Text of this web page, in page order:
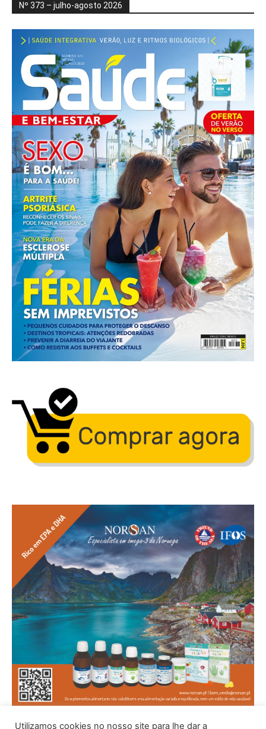
Nº 373 – julho-agosto 2026
Utilizamos cookies no nosso site para lhe dar a